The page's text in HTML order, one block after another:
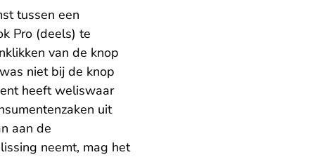
tussen een
Pro (deels) te
van de knop
niet bij de knop
heeft weliswaar
uit
aan de
neemt, mag het